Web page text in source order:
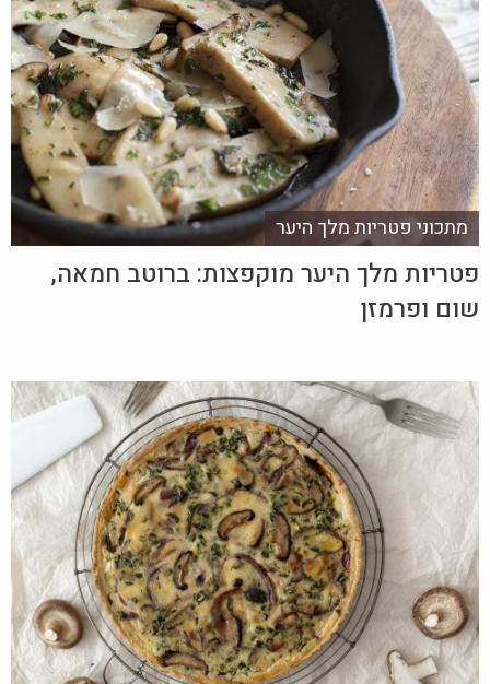
מתכוני פטריות מלך היער
פטריות מלך היער מוקפצות: ברוטב חמאה,
שום ופרמזן